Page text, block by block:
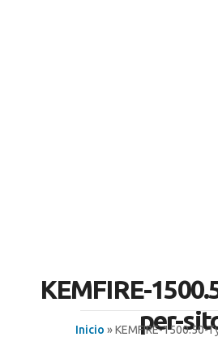
KEMFIRE-
per-
Inicio » KEMFIRE-1500.50-